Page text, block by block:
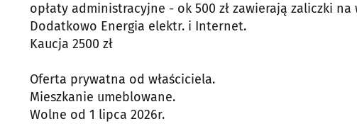
opłaty administracyjne - ok 500 zł zawierają zaliczki
Dodatkowo Energia elektr. i Internet.
Kaucja 2500 zł
Oferta prywatna od właściciela.
Mieszkanie umeblowane.
Wolne od 1 lipca 2026r.